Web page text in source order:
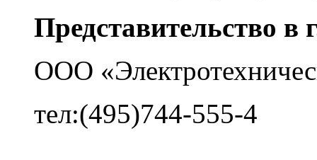
Представительство в
ООО
тел:(495)744-555-4